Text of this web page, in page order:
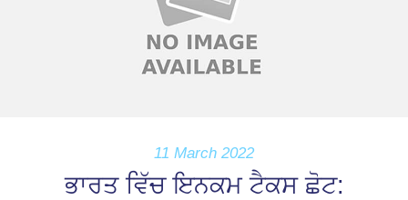
11 March 2022
ਭਾਰਤ ਵਿੱਚ ਇਨਕਮ ਟੈਕਸ ਛੋਟ: